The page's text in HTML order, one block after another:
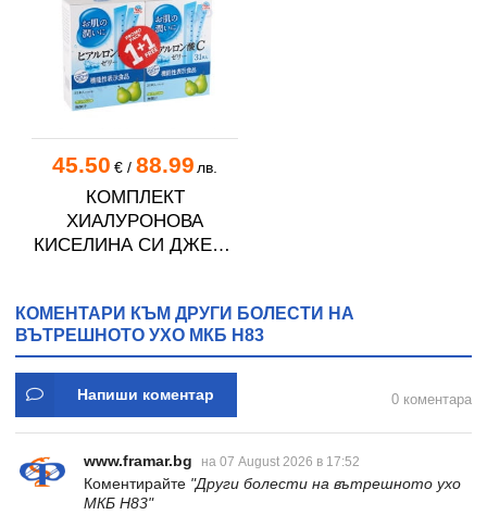
45.50 €/ 88.99 лв.
КОМПЛЕКТ
ХИАЛУРОНОВА
КИСЕЛИНА СИ ДЖЕЛИ
КОМЕНТАРИ КЪМ ДРУГИ БОЛЕСТИ НА
ВЪТРЕШНОТО УХО МКБ H83
Напиши коментар 0 коментара
www.framar.bg на 07 August 2026 в 17:52
Коментирайте "Други болести на вътрешното ухо
МКБ H83"